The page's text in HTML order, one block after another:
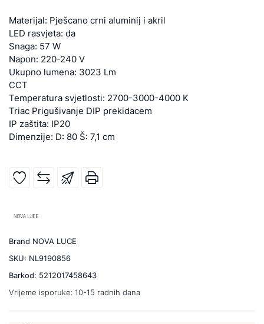
Materijal: Pješcano crni aluminij i akril
LED rasvjeta: da
Snaga: 57 W
Napon: 220-240 V
Ukupno lumena: 3023 Lm
CCT
Temperatura svjetlosti: 2700-3000-4000 K
Triac Prigušivanje DIP prekidacem
IP zaštita: IP20
Dimenzije: D: 80 Š: 7,1 cm
Brand NOVA LUCE
SKU: NL9190856
Barkod: 5212017458643
Vrijeme isporuke: 10-15 radnih dana